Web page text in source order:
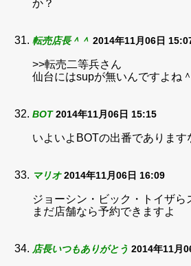
か？
転売店長＾＾ 2014年11月06日
>>転売二等兵さん
仙台にはsupが無いんですよね＾
BOT 2014年11月06日 15:15
いよいよBOTの出番であります
マリオ 2014年11月06日 16:09
ジョーシン・ビック・トイザら
まだ店舗なら予約できますよ
店長いつもありがとう 2014年11月